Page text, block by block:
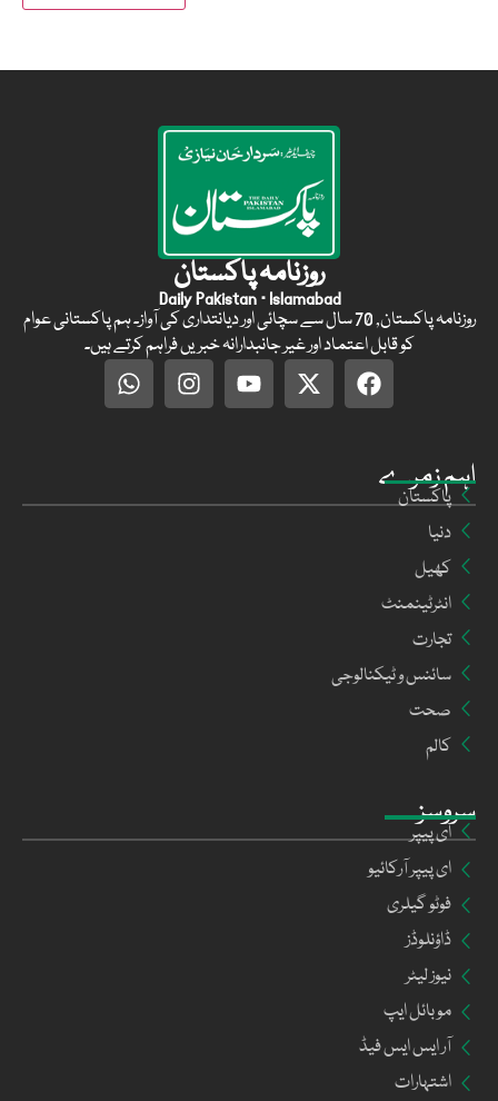
سروسز
ای پیپر
ای پیپر آرکائیو
فوٹو گیلری
ڈاؤنلوڈز
نیوز لیٹر
موبائل ایپ
آر ایس ایس فیڈ
اشتہارات
اہم زمرے
پاکستان
دنیا
کھیل
انٹرٹینمنٹ
تجارت
سائنس و ٹیکنالوجی
صحت
کالم
روزنامہ پاکستان
Daily Pakistan · Islamabad
روزنامہ پاکستان, 70 سال سے سچائی اور دیانتداری کی آواز۔ ہم پاکستانی عوام
کو قابل اعتماد اور غیر جانبدارانہ خبریں فراہم کرتے ہیں۔